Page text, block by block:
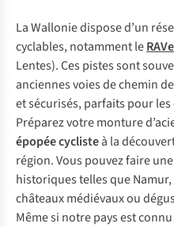
La Wallonie dispose d’un
cyclables, notamment le
Lentes). Ces pistes sont
anciennes voies de chemin
et sécurisés, parfaits pour
Préparez votre monture
épopée cyclisteà la
région. Vous pouvez faire
historiques telles que
châteaux médiévaux ou
Même si notre pays est